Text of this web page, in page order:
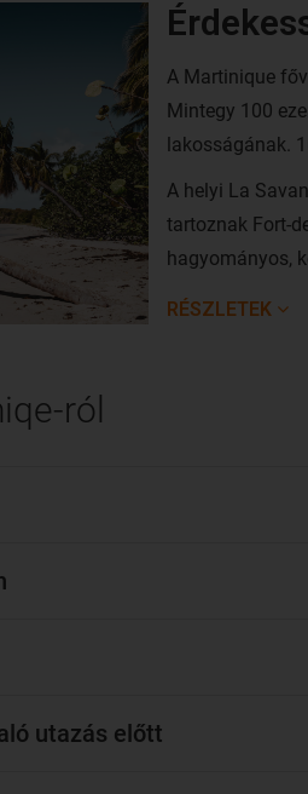
A Martinique
Mintegy 100
lakosságának.
A helyi La
tartoznak Fort-
hagyományos,
utcácskák
RÉSZLETEK
ról
utazás előtt